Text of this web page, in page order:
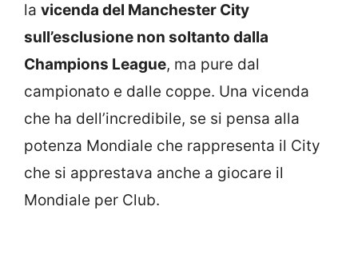
la vicenda del Manchester City
sull’esclusione non soltanto dalla
Champions League, ma pure dal
campionato e dalle coppe. Una vicenda
che ha dell’incredibile, se si pensa alla
potenza Mondiale che rappresenta il City
che si apprestava anche a giocare il
Mondiale per Club.